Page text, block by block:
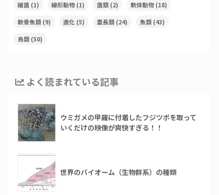
細菌(1) 線形動物(1) 菌類(2) 軟体動物(18)
軟骨魚類(9) 進化(5) 霊長類(24) 魚類(43)
鳥類(50)
よく読まれている記事
ウミガメの甲羅に付着したフジツボを取って
いくだけの映像が爽快すぎる！！
世界のバイオーム（生物群系）の種類